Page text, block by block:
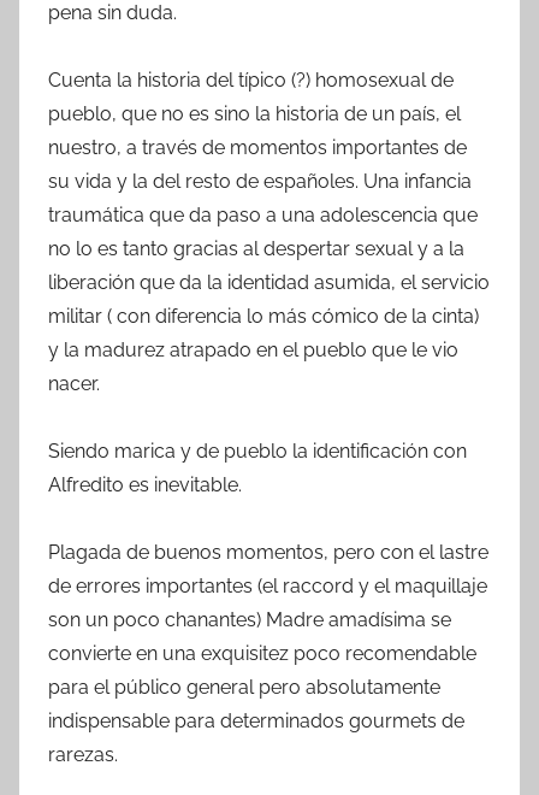
pena sin duda.
Cuenta la historia del típico (?) homosexual de
pueblo, que no es sino la historia de un país, el
nuestro, a través de momentos importantes de
su vida y la del resto de españoles. Una infancia
traumática que da paso a una adolescencia que
no lo es tanto gracias al despertar sexual y a la
liberación que da la identidad asumida, el servicio
militar ( con diferencia lo más cómico de la cinta)
y la madurez atrapado en el pueblo que le vio
nacer.
Siendo marica y de pueblo la identificación con
Alfredito es inevitable.
Plagada de buenos momentos, pero con el lastre
de errores importantes (el raccord y el maquillaje
son un poco chanantes) Madre amadísima se
convierte en una exquisitez poco recomendable
para el público general pero absolutamente
indispensable para determinados gourmets de
rarezas.